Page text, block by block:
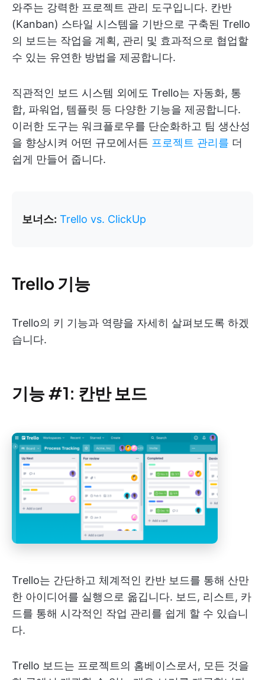
와주는 강력한 프로젝트 관리 도구입니다. 칸반
(Kanban) 스타일 시스템을 기반으로 구축된 Trello
의 보드는 작업을 계획, 관리 및 효과적으로 협업할
수 있는 유연한 방법을 제공합니다.
직관적인 보드 시스템 외에도 Trello는 자동화, 통
합, 파워업, 템플릿 등 다양한 기능을 제공합니다.
이러한 도구는 워크플로우를 단순화하고 팀 생산성
을 향상시켜 어떤 규모에서든 프로젝트 관리를 더
쉽게 만들어 줍니다.
보너스: Trello vs. ClickUp
Trello 기능
Trello의 키 기능과 역량을 자세히 살펴보도록 하겠
습니다.
기능 #1: 칸반 보드
Trello는 간단하고 체계적인 칸반 보드를 통해 산만
한 아이디어를 실행으로 옮깁니다. 보드, 리스트, 카
드를 통해 시각적인 작업 관리를 쉽게 할 수 있습니
다.
Trello 보드는 프로젝트의 홈베이스로서, 모든 것을